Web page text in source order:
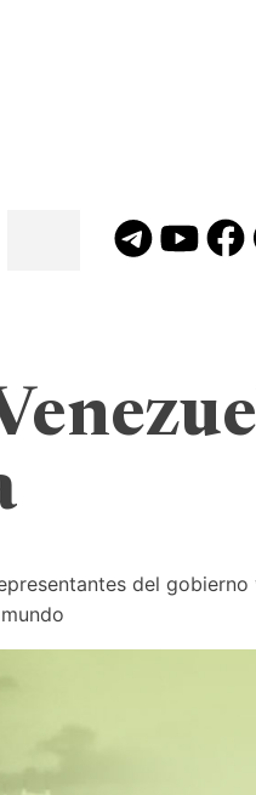
del gobierno